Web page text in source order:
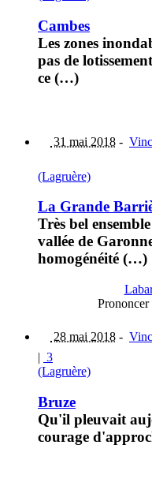
Cambes
Les zones
pas de
ce (…)
31 mai 2018 -
(Lagruère)
La Grande
Très bel
vallée de
homogénéité (…)
28 mai 2018 -
| 3
(Lagruère)
Bruze
Qu'il pleuvait
courage